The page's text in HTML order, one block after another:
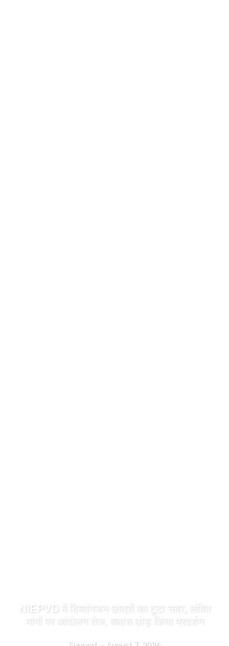
NIEPVD में दिव्यांगजन छात्रों का टूटा सब्र, लंबित
मांगों पर आंदोलन तेज, क्लास छोड़ किया प्रदर्शन